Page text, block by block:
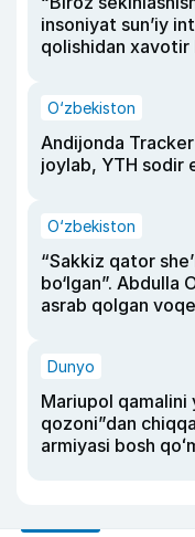
insoniyat sun’iy
qolishidan xavotir
O‘zbekiston
Andijonda
joylab, YTH sodir
O‘zbekiston
“Sakkiz qator
bo‘lgan”. Abdulla
asrab qolgan
Dunyo
Mariupol qamalini
qozoni”dan
armiyasi bosh